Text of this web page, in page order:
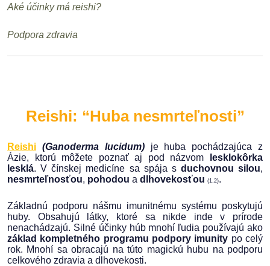
Aké účinky má reishi?
Podpora zdravia
Reishi: “Huba nesmrteľnosti”
Reishi (Ganoderma lucidum)je huba pochádzajúca z
Ázie, ktorú môžete poznať aj pod názvom
lesklokôrka
lesklá. V čínskej medicíne sa spája s duchovnou silou,
nesmrteľnosťou, pohodou a dlhovekosťou (1,2).
Základnú podporu nášmu imunitnému systému poskytujú
huby. Obsahujú látky, ktoré sa nikde inde v prírode
nenachádzajú. Silné účinky húb mnohí ľudia používajú ako
základ kompletného programu podpory imunity po celý
rok. Mnohí sa obracajú na túto magickú hubu na podporu
celkového zdravia a dlhovekosti.